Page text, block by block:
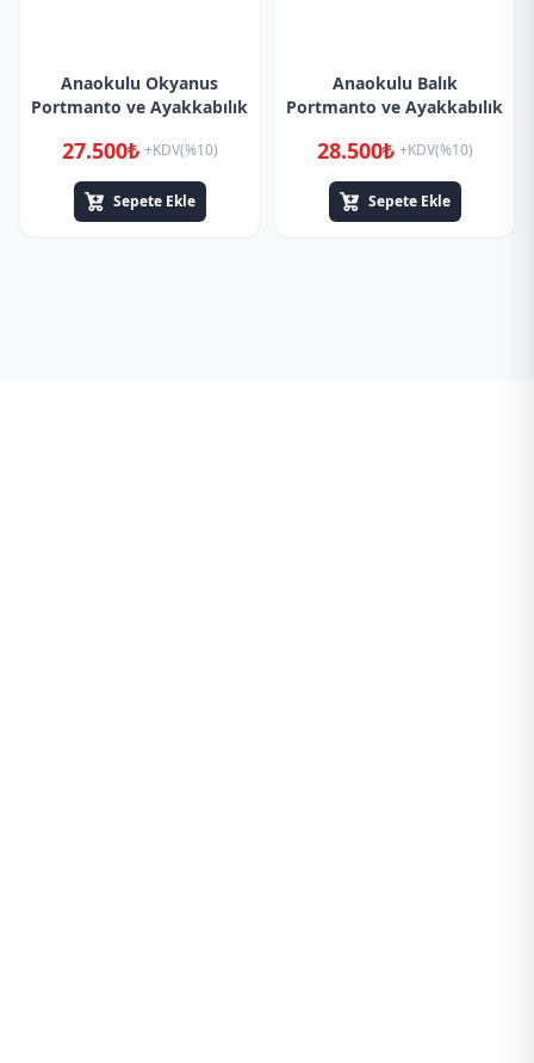
Anaokulu Okyanus
Portmanto ve Ayakkabılık
27.500₺ +KDV(%10)
Sepete Ekle
Anaokulu Balık
Portmanto ve Ayakkabılık
28.500₺ +KDV(%10)
Sepete Ekle